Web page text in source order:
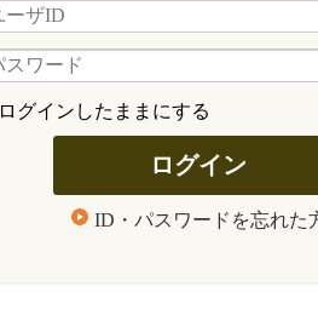
ログインしたままにする
ID・パスワードを忘れた